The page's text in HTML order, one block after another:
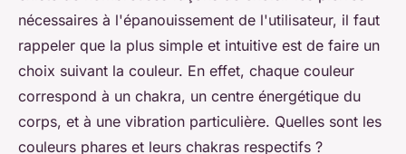
nécessaires à l'épanouissement de l'utilisateur, il faut
rappeler que la plus simple et intuitive est de faire un
choix suivant la couleur. En effet, chaque couleur
correspond à un chakra, un centre énergétique du
corps, et à une vibration particulière. Quelles sont les
couleurs phares et leurs chakras respectifs ?